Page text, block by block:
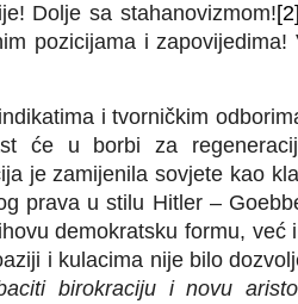
Dolje sa stahanovizmom!
pozicijama i zapovijedima!
i tvorničkim
će u borbi za
je zamijenila sovjete kao
prava u stilu Hitler –
demokratsku formu, već
i kulacima nije bilo
birokraciju i novu